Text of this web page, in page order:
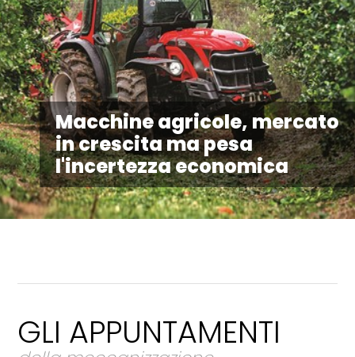
Macchine agricole, mercato
in crescita ma pesa
l'incertezza economica
GLI APPUNTAMENTI